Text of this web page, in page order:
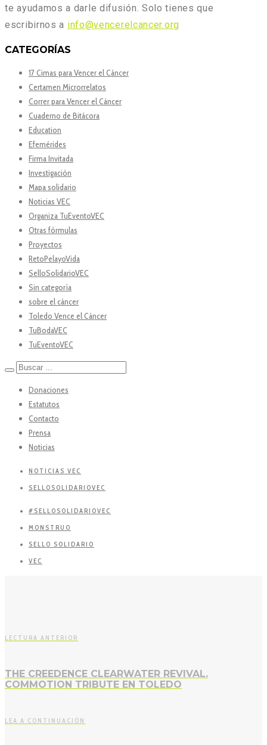
te ayudamos a darle difusión. Solo tienes que
escribirnos a info@vencerelcancer.org
CATEGORÍAS
17 Cimas para Vencer el Cáncer
Certamen Microrrelatos
Correr para Vencer el Cáncer
Cuaderno de Bitácora
Education
Efemérides
Firma Invitada
Investigación
Mapa solidario
Noticias VEC
Organiza TuEventoVEC
Otras fórmulas
Proyectos
RetoPelayoVida
SelloSolidarioVEC
Sin categoría
sobre el cáncer
Toledo Vence el Cáncer
TuBodaVEC
TuEventoVEC
Donaciones
Estatutos
Contacto
Prensa
Noticias
NOTICIAS VEC
SELLOSOLIDARIOVEC
#SELLOSOLIDARIOVEC
MONSTRUO
SELLO SOLIDARIO
VEC
LECTURA ANTERIOR
THE CREEDENCE CLEARWATER REVIVAL.
COMMOTION TRIBUTE EN TOLEDO
LEA A CONTINUACIÓN